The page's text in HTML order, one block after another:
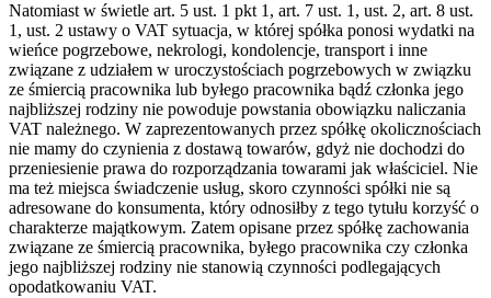
Natomiast w świetle art. 5 ust. 1 pkt 1, art. 7 ust. 1, ust. 2, art. 8 ust.
1, ust. 2 ustawy o VAT sytuacja, w której spółka ponosi wydatki na
wieńce pogrzebowe, nekrologi, kondolencje, transport i inne
związane z udziałem w uroczystościach pogrzebowych w związku
ze śmiercią pracownika lub byłego pracownika bądź członka jego
najbliższej rodziny nie powoduje powstania obowiązku naliczania
VAT należnego. W zaprezentowanych przez spółkę okolicznościach
nie mamy do czynienia z dostawą towarów, gdyż nie dochodzi do
przeniesienie prawa do rozporządzania towarami jak właściciel. Nie
ma też miejsca świadczenie usług, skoro czynności spółki nie są
adresowane do konsumenta, który odnosiłby z tego tytułu korzyść o
charakterze majątkowym. Zatem opisane przez spółkę zachowania
związane ze śmiercią pracownika, byłego pracownika czy członka
jego najbliższej rodziny nie stanowią czynności podlegających
opodatkowaniu VAT.